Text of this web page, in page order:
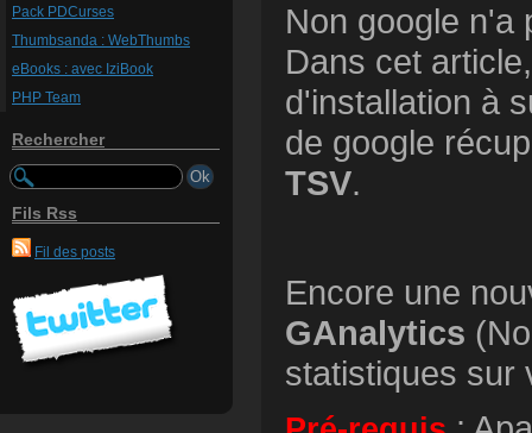
Pack PDCurses
Thumbsanda : WebThumbs
eBooks : avec IziBook
PHP Team
Rechercher
Fils Rss
Fil des posts
Non google n'a
Dans cet
d'installation à
de google
TSV.
Encore une
GAnalytics
statistiques sur